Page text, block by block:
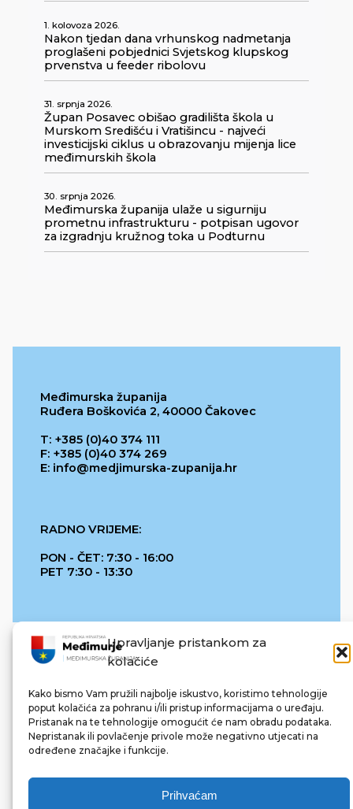
Upravljanje pristankom za
kolačiće
Kako bismo Vam pružili najbolje iskustvo, koristimo tehnologije
poput kolačića za pohranu i/ili pristup informacijama o uređaju.
Pristanak na te tehnologije omogućit će nam obradu podataka.
Nepristanak ili povlačenje privole može negativno utjecati na
određene značajke i funkcije.
Prihvaćam
1. kolovoza 2026.
Nakon tjedan dana vrhunskog nadmetanja
proglašeni pobjednici Svjetskog klupskog
prvenstva u feeder ribolovu
31. srpnja 2026.
Župan Posavec obišao gradilišta škola u
Murskom Središću i Vratišincu - najveći
investicijski ciklus u obrazovanju mijenja lice
međimurskih škola
30. srpnja 2026.
Međimurska županija ulaže u sigurniju
prometnu infrastrukturu - potpisan ugovor
za izgradnju kružnog toka u Podturnu
Međimurska županija
Ruđera Boškovića 2, 40000 Čakovec
T: +385 (0)40 374 111
F: +385 (0)40 374 269
E: info@medjimurska-zupanija.hr
RADNO VRIJEME:
PON - ČET: 7:30 - 16:00
PET 7:30 - 13:30
REPUBLIKA HRVATSKA